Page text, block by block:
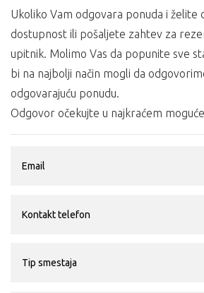
Ukoliko Vam odgovara ponuda i želite
dostupnost ili pošaljete zahtev za
upitnik. Molimo Vas da popunite sve
bi na najbolji način mogli da
odgovarajuću ponudu.
Odgovor očekujte u najkraćem